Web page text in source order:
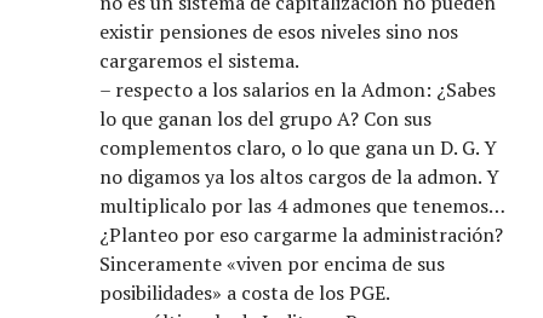
existir pensiones de esos niveles sino nos
cargaremos el sistema.
– respecto a los salarios en la Admon: ¿Sabes
lo que ganan los del grupo A? Con sus
complementos claro, o lo que gana un D. G. Y
no digamos ya los altos cargos de la admon. Y
multiplicalo por las 4 admones que tenemos…
¿Planteo por eso cargarme la administración?
Sinceramente «viven por encima de sus
posibilidades» a costa de los PGE.